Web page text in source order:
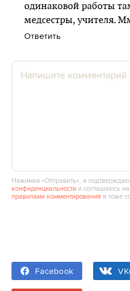
одинаковой работы
медсестры, учителя.
Ответить
Нажимая «Отправить», я
конфиденциальности и соглашаюсь
правилами комментирования я тоже
Facebook